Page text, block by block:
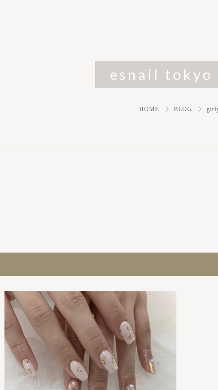
esnail tokyo
HOME BLOG